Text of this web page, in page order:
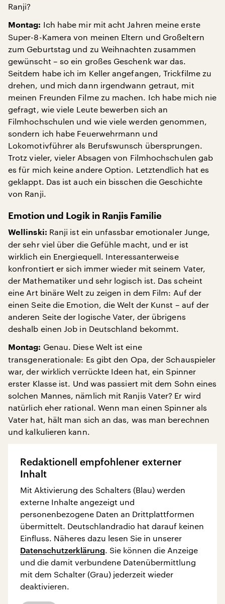
Ranji?
Montag: Ich habe mir mit acht Jahren meine erste
Super-8-Kamera von meinen Eltern und Großeltern
zum Geburtstag und zu Weihnachten zusammen
gewünscht – so ein großes Geschenk war das.
Seitdem habe ich im Keller angefangen, Trickfilme zu
drehen, und mich dann irgendwann getraut, mit
meinen Freunden Filme zu machen. Ich habe mich nie
gefragt, wie viele Leute bewerben sich an
Filmhochschulen und wie viele werden genommen,
sondern ich habe Feuerwehrmann und
Lokomotivführer als Berufswunsch übersprungen.
Trotz vieler, vieler Absagen von Filmhochschulen gab
es für mich keine andere Option. Letztendlich hat es
geklappt. Das ist auch ein bisschen die Geschichte
von Ranji.
Emotion und Logik in Ranjis Familie
Wellinski: Ranji ist ein unfassbar emotionaler Junge,
der sehr viel über die Gefühle macht, und er ist
wirklich ein Energiequell. Interessanterweise
konfrontiert er sich immer wieder mit seinem Vater,
der Mathematiker und sehr logisch ist. Das scheint
eine Art binäre Welt zu zeigen in dem Film: Auf der
einen Seite die Emotion, die Welt der Kunst – auf der
anderen Seite der logische Vater, der übrigens
deshalb einen Job in Deutschland bekommt.
Montag: Genau. Diese Welt ist eine
transgenerationale: Es gibt den Opa, der Schauspieler
war, der wirklich verrückte Ideen hat, ein Spinner
erster Klasse ist. Und was passiert mit dem Sohn eines
solchen Mannes, nämlich mit Ranjis Vater? Er wird
natürlich eher rational. Wenn man einen Spinner als
Vater hat, hält man sich an das, was man berechnen
und kalkulieren kann.
Redaktionell empfohlener externer
Inhalt
Mit Aktivierung des Schalters (Blau) werden
externe Inhalte angezeigt und
personenbezogene Daten an Drittplattformen
übermittelt. Deutschlandradio hat darauf keinen
Einfluss. Näheres dazu lesen Sie in unserer
Datenschutzerklärung. Sie können die Anzeige
und die damit verbundene Datenübermittlung
mit dem Schalter (Grau) jederzeit wieder
deaktivieren.